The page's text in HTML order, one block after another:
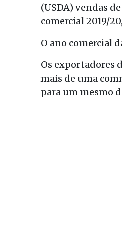
(USDA) vendas
comercial 2019/
O ano comercial
Os exportadores
mais de uma
para um mesmo